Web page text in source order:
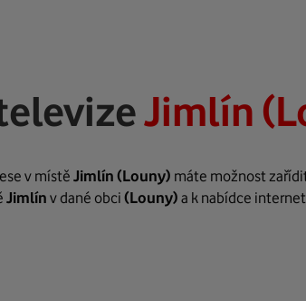
Jimlín
v místě Jimlín (Louny) máte možnost
Jimlín v dané obci (Louny) a k nabídce